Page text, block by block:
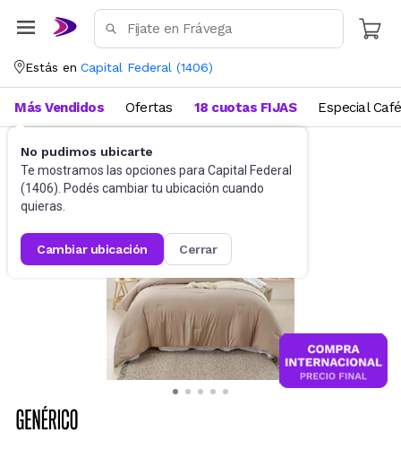
Estás en Capital Federal (1406)
No pudimos ubicarte
Te mostramos las opciones para Capital Federal
(1406). Podés cambiar tu ubicación cuando
quieras.
cambiar ubicación cerrar
Más Vendidos Ofertas 18 cuotas FIJAS Especial Café
Ropa de cama Edredones